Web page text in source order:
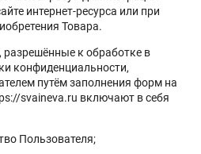
интернет-ресурса или при
Товара.
к обработке в
конфиденциальности,
путём заполнения форм на
svaineva.ru включают в себя
Пользователя;